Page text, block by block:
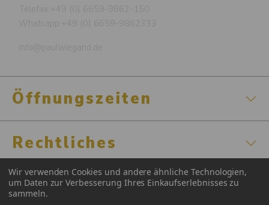
Öffnungszeiten
Rechtliches
Zertifizierungen
Wir verwenden Cookies und andere ähnliche Technologien,
um Daten zur Verbesserung Ihres Einkaufserlebnisses zu
sammeln.